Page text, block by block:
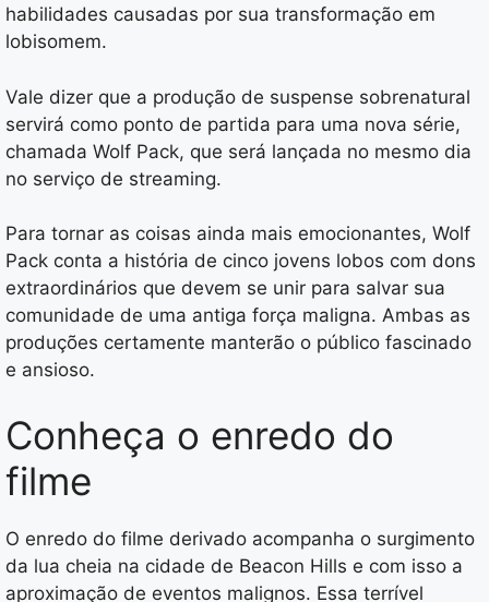
habilidades causadas por sua transformação em
lobisomem.
Vale dizer que a produção de suspense sobrenatural
servirá como ponto de partida para uma nova série,
chamada Wolf Pack, que será lançada no mesmo dia
no serviço de streaming.
Para tornar as coisas ainda mais emocionantes, Wolf
Pack conta a história de cinco jovens lobos com dons
extraordinários que devem se unir para salvar sua
comunidade de uma antiga força maligna. Ambas as
produções certamente manterão o público fascinado
e ansioso.
Conheça o enredo do
filme
O enredo do filme derivado acompanha o surgimento
da lua cheia na cidade de Beacon Hills e com isso a
aproximação de eventos malignos. Essa terrível